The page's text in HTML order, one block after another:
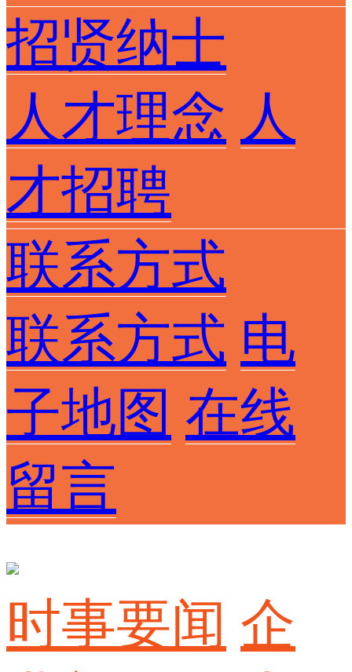
招贤纳士
人才理念 人
才招聘
联系方式
联系方式 电
子地图 在线
留言
时事要闻 企